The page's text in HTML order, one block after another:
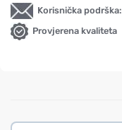
Korisnička podrška:
Provjerena kvaliteta